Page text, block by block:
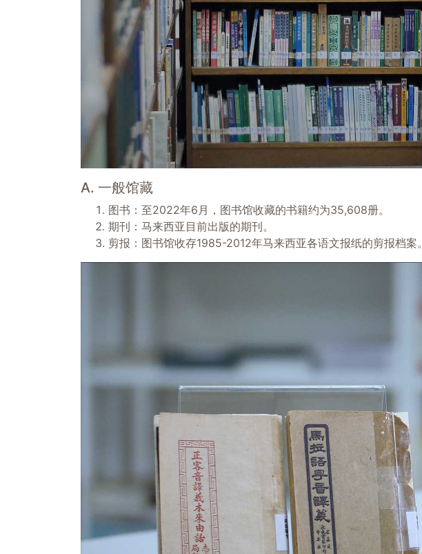
A. 一般馆藏
图书：至2022年6月，图书馆收藏的书籍约为35,608册。
期刊：马来西亚目前出版的期刊。
剪报：图书馆收存1985-2012年马来西亚各语文报纸的剪报档案。